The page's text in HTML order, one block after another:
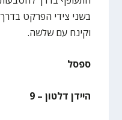
בשני צידי הפרקט
וקינח עם שלשה.
ספסל
היידן דלטון – 9